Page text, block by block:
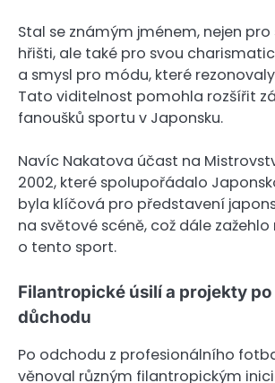
Stal se známým jménem, nejen pro
hřišti, ale také pro svou
a smysl pro módu, které
Tato viditelnost pomohla rozšířit
fanoušků sportu v Japonsku.
Navíc Nakatova účast na
2002, které spolupořádalo
byla klíčová pro představení
na světové scéně, což dále
o tento sport.
Filantropické úsilí a projekty
důchodu
Po odchodu z profesionálního
věnoval různým filantropickým